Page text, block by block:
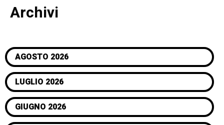
Archivi
AGOSTO 2026
LUGLIO 2026
GIUGNO 2026